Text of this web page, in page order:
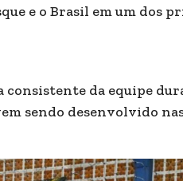
e o Brasil em um dos
consistente da equipe
sendo desenvolvido